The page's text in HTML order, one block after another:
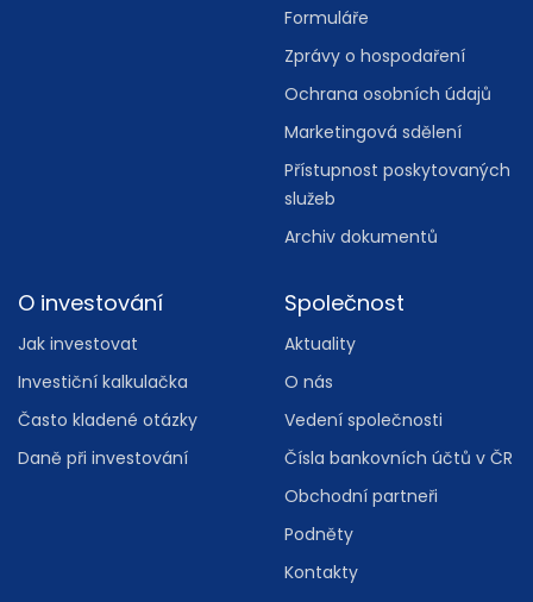
Formuláře
Zprávy o hospodaření
Ochrana osobních údajů
Marketingová sdělení
Přístupnost poskytovaných
služeb
Archiv dokumentů
O investování
Jak investovat
Investiční kalkulačka
Často kladené otázky
Daně při investování
Společnost
Aktuality
O nás
Vedení společnosti
Čísla bankovních účtů v ČR
Obchodní partneři
Podněty
Kontakty